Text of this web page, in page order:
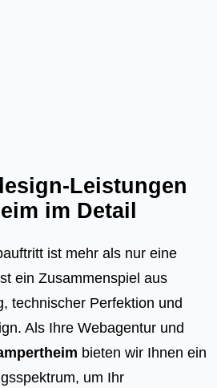
Leistungen
im Detail
ist mehr als nur eine
ein Zusammenspiel aus
technischer Perfektion und
Als Ihre Webagentur und
bieten wir Ihnen ein
um Ihr